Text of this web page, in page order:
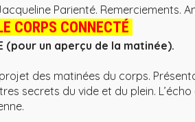
Parienté. Remerciements.
CORPS CONNECTÉ
(pour un aperçu de la matinée).
des matinées du corps.
secrets du vide et du plein.